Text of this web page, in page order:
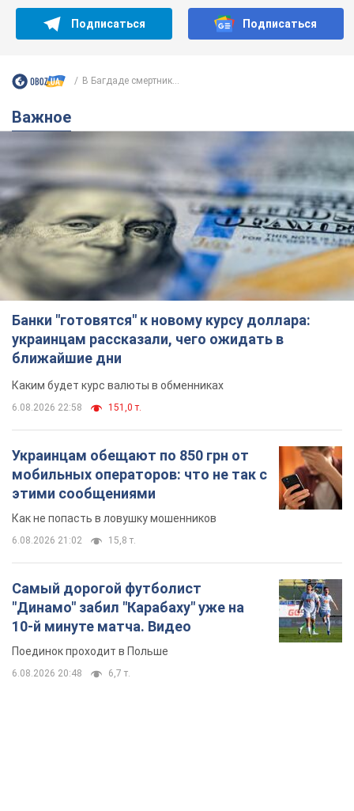
Подписаться Подписаться
В Багдаде смертник...
Важное
Банки "готовятся" к новому курсу доллара:
украинцам рассказали, чего ожидать в
ближайшие дни
Каким будет курс валюты в обменниках
6.08.2026 22:58 151,0 т.
Украинцам обещают по 850 грн от
мобильных операторов: что не так с
этими сообщениями
Как не попасть в ловушку мошенников
6.08.2026 21:02 15,8 т.
Самый дорогой футболист
"Динамо" забил "Карабаху" уже на
10-й минуте матча. Видео
Поединок проходит в Польше
6.08.2026 20:48 6,7 т.